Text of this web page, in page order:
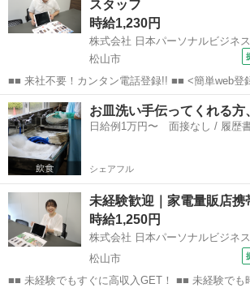
あります♪ ご希... スタッフ
時給1,230円
株式会社 日本パーソナルビジネ
松山市
■■ 来社不要！カンタン電話登録!! ■■ <簡単web登
事紹介> で、来社なくお仕事探しが可能です♪ 基
電話で希望を伝えるだけでOK★ 営業、ラウンダ
あります♪ ご希...
愛媛 松山市 店長
お皿洗い手伝ってくれる方
日給例1万円〜 面接なし / 履歴
シェアフル
未経験歓迎｜家電量販店携
時給1,250円
株式会社 日本パーソナルビジネ
松山市
■■ 未経験でもすぐに高収入GET！ ■■ 未経験でも